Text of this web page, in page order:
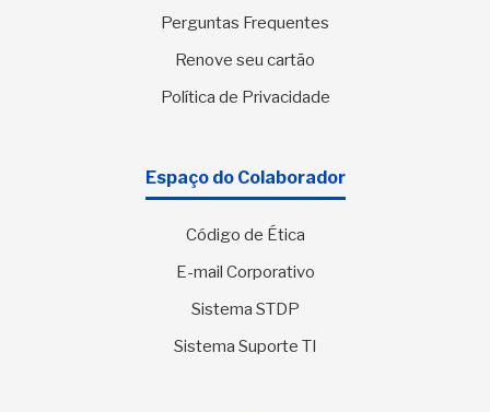
Perguntas Frequentes
Renove seu cartão
Política de Privacidade
Espaço do Colaborador
Código de Ética
E-mail Corporativo
Sistema STDP
Sistema Suporte TI